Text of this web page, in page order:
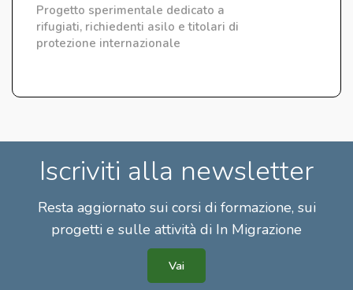
Progetto sperimentale dedicato a
rifugiati, richiedenti asilo e titolari di
protezione internazionale
Iscriviti alla newsletter
Resta aggiornato sui corsi di formazione, sui
progetti e sulle attività di In Migrazione
Vai